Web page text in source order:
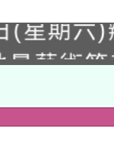
理「
節水達
(星期六
系列
景藝術
及學前